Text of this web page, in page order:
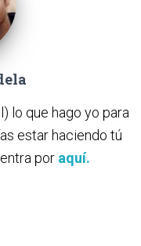
lo que hago yo para
estar haciendo tú
por aquí.